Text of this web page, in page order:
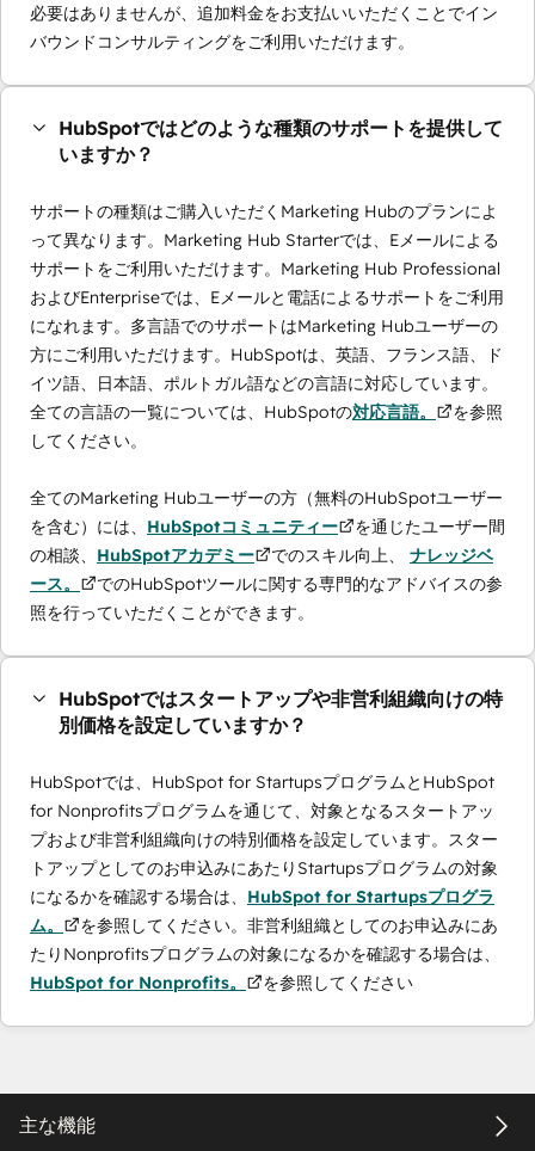
必要はありませんが、追加料金をお支払いいただくことでイン
バウンドコンサルティングをご利用いただけます。
HubSpotではどのような種類のサポートを提供して
いますか？
サポートの種類はご購入いただくMarketing Hubのプランによ
って異なります。Marketing Hub Starterでは、Eメールによる
サポートをご利用いただけます。Marketing Hub Professional
およびEnterpriseでは、Eメールと電話によるサポートをご利用
になれます。多言語でのサポートはMarketing Hubユーザーの
方にご利用いただけます。HubSpotは、英語、フランス語、ド
イツ語、日本語、ポルトガル語などの言語に対応しています。
全ての言語の一覧については、HubSpotの対応言語。
を参照
してください。
全てのMarketing Hubユーザーの方（無料のHubSpotユーザー
を含む）には、 HubSpotコミュニティー
を通じたユーザー間
の相談、 HubSpotアカデミー でのスキル向上、 ナレッジベ
ース。
でのHubSpotツールに関する専門的なアドバイスの参
照を行っていただくことができます。
HubSpotではスタートアップや非営利組織向けの特
別価格を設定していますか？
HubSpotでは、HubSpot for StartupsプログラムとHubSpot
for Nonprofitsプログラムを通じて、対象となるスタートアッ
プおよび非営利組織向けの特別価格を設定しています。スター
トアップとしてのお申込みにあたりStartupsプログラムの対象
になるかを確認する場合は、 HubSpot for Startupsプログラ
ム。
を参照してください。非営利組織としてのお申込みにあ
たりNonprofitsプログラムの対象になるかを確認する場合は、
HubSpot for Nonprofits。
を参照してください
主な機能